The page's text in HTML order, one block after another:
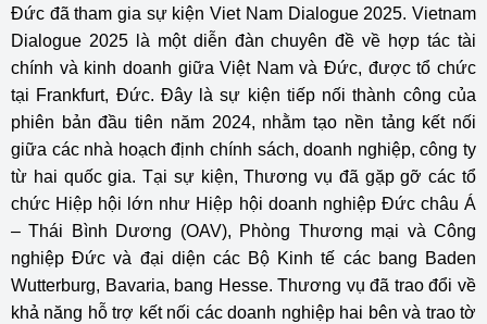
Đức đã tham gia sự kiện Viet Nam Dialogue 2025. Vietnam
Dialogue 2025 là một diễn đàn chuyên đề về hợp tác tài
chính và kinh doanh giữa Việt Nam và Đức, được tổ chức
tại Frankfurt, Đức. Đây là sự kiện tiếp nối thành công của
phiên bản đầu tiên năm 2024, nhằm tạo nền tảng kết nối
giữa các nhà hoạch định chính sách, doanh nghiệp, công ty
từ hai quốc gia. Tại sự kiện, Thương vụ đã gặp gỡ các tổ
chức Hiệp hội lớn như Hiệp hội doanh nghiệp Đức châu Á
– Thái Bình Dương (OAV), Phòng Thương mại và Công
nghiệp Đức và đại diện các Bộ Kinh tế các bang Baden
Wutterburg, Bavaria, bang Hesse. Thương vụ đã trao đổi về
khả năng hỗ trợ kết nối các doanh nghiệp hai bên và trao tờ